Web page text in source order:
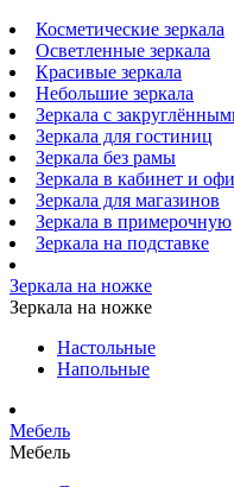
Косметические зеркала
Осветленные зеркала
Красивые зеркала
Небольшие зеркала
Зеркала с
Зеркала для гостиниц
Зеркала без рамы
Зеркала в кабинет и
Зеркала для магазинов
Зеркала в примерочную
Зеркала на подставке
Зеркала на ножке
Зеркала на ножке
Настольные
Напольные
Мебель
Мебель